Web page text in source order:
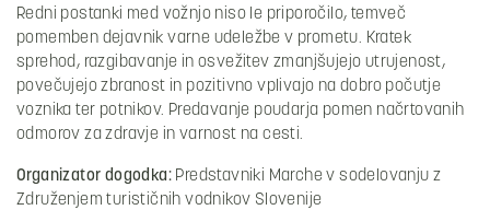
Redni postanki med vožnjo niso le priporočilo, temveč
pomemben dejavnik varne udeležbe v prometu. Kratek
sprehod, razgibavanje in osvežitev zmanjšujejo utrujenost,
povečujejo zbranost in pozitivno vplivajo na dobro počutje
voznika ter potnikov. Predavanje poudarja pomen načrtovanih
odmorov za zdravje in varnost na cesti.
Organizator dogodka: Predstavniki Marche v sodelovanju z
Združenjem turističnih vodnikov Slovenije